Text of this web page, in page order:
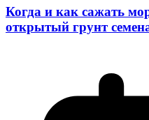
Когда и как сажать
открытый грунт